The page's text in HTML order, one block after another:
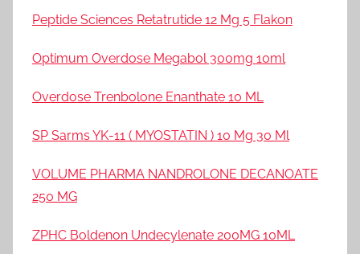
Peptide Sciences Retatrutide 12 Mg 5 Flakon
Optimum Overdose Megabol 300mg 10ml
Overdose Trenbolone Enanthate 10 ML
SP Sarms YK-11 ( MYOSTATIN ) 10 Mg 30 Ml
VOLUME PHARMA NANDROLONE DECANOATE
250 MG
ZPHC Boldenon Undecylenate 200MG 10ML